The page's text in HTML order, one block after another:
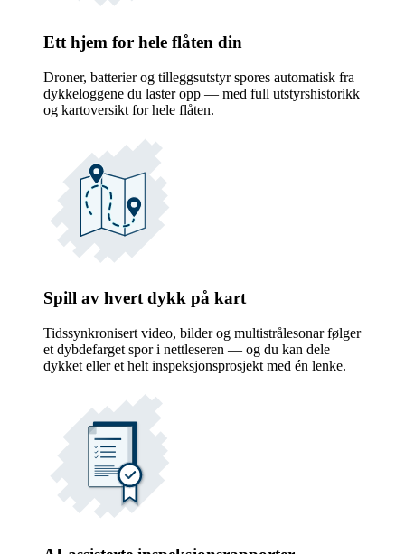
Ett hjem for hele flåten din
Droner, batterier og tilleggsutstyr spores automatisk fra
dykkeloggene du laster opp — med full utstyrshistorikk
og kartoversikt for hele flåten.
Spill av hvert dykk på kart
Tidssynkronisert video, bilder og multistrålesonar følger
et dybdefarget spor i nettleseren — og du kan dele
dykket eller et helt inspeksjonsprosjekt med én lenke.